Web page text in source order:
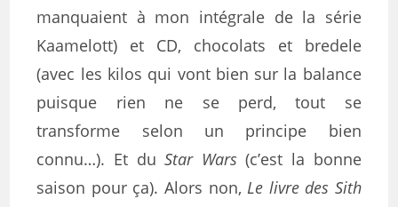
manquaient à mon intégrale de la série
Kaamelott) et CD, chocolats et bredele
(avec les kilos qui vont bien sur la balance
puisque rien ne se perd, tout se
transforme selon un principe bien
connu…). Et duStar Wars (c’est la bonne
saison pour ça). Alors non,Le livre des Sith